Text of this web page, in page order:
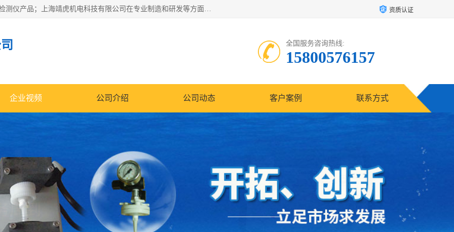
上海靖虎机电科技有限公司主营：SDI仪，水质分析仪，水质检测仪产品；上海靖虎机电科技有限公司在专业制造和研发等方面的强大的平台优势，利用自身在自动化仪表、自控系统及环保监测仪器的专长，以优良的技术，优越的产品质量和良好的服务质量与广大客户真诚合作。 资质认证
全国服务咨询热线:
15800576157
企业视频 公司介绍 公司动态 客户案例 联系方式